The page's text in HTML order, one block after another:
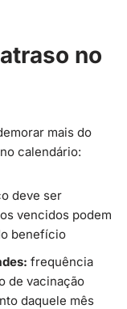
no
mais do
calendário:
deve ser
vencidos podem
benefício
frequência
de vacinação
daquele mês